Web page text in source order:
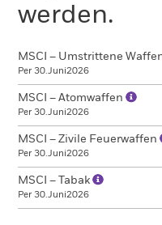
werden.
MSCI – Umstrittene
Per 30.Juni2026
MSCI – Atomwaffen
Per 30.Juni2026
MSCI – Zivile Feuerwaffen
Per 30.Juni2026
MSCI – Tabak
Per 30.Juni2026